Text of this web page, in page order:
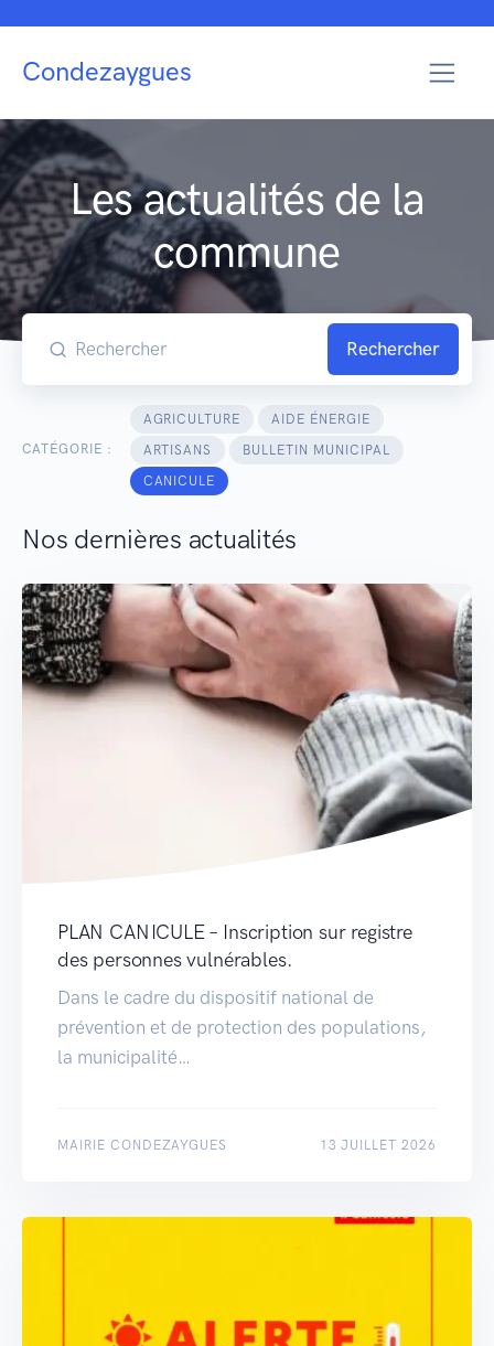
Condezaygues
Les actualités de la
commune
Rechercher
CATÉGORIE :
AGRICULTURE
AIDE ÉNERGIE
ARTISANS
BULLETIN MUNICIPAL
CANICULE
Nos dernières actualités
PLAN CANICULE – Inscription sur registre
des personnes vulnérables.
Dans le cadre du dispositif national de
prévention et de protection des populations,
la municipalité…
MAIRIE CONDEZAYGUES 13 JUILLET 2026